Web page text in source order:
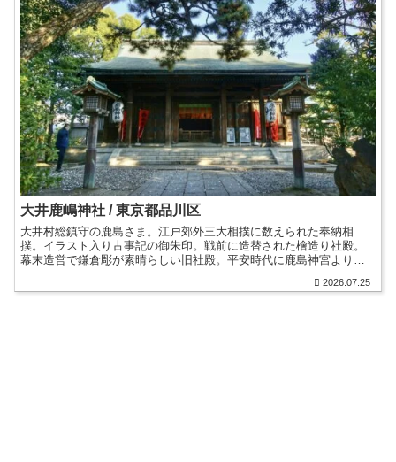
大井鹿嶋神社 / 東京都品川区
大井村総鎮守の鹿島さま。江戸郊外三大相撲に数えられた奉納相
撲。イラスト入り古事記の御朱印。戦前に造替された檜造り社殿。
幕末造営で鎌倉彫が素晴らしい旧社殿。平安時代に鹿島神宮より勧
2026.07.25